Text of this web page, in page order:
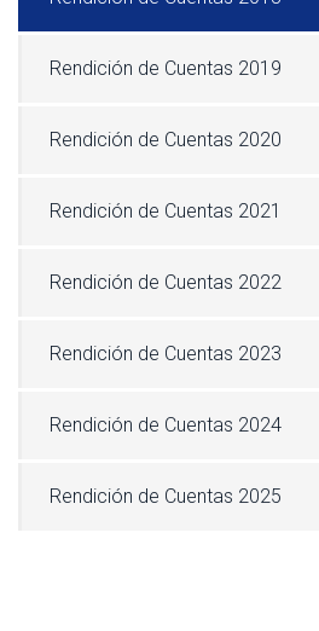
Rendición de Cuentas 2019
Rendición de Cuentas 2020
Rendición de Cuentas 2021
Rendición de Cuentas 2022
Rendición de Cuentas 2023
Rendición de Cuentas 2024
Rendición de Cuentas 2025